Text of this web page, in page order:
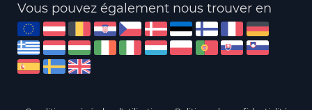
Vous pouvez également nous trouver en